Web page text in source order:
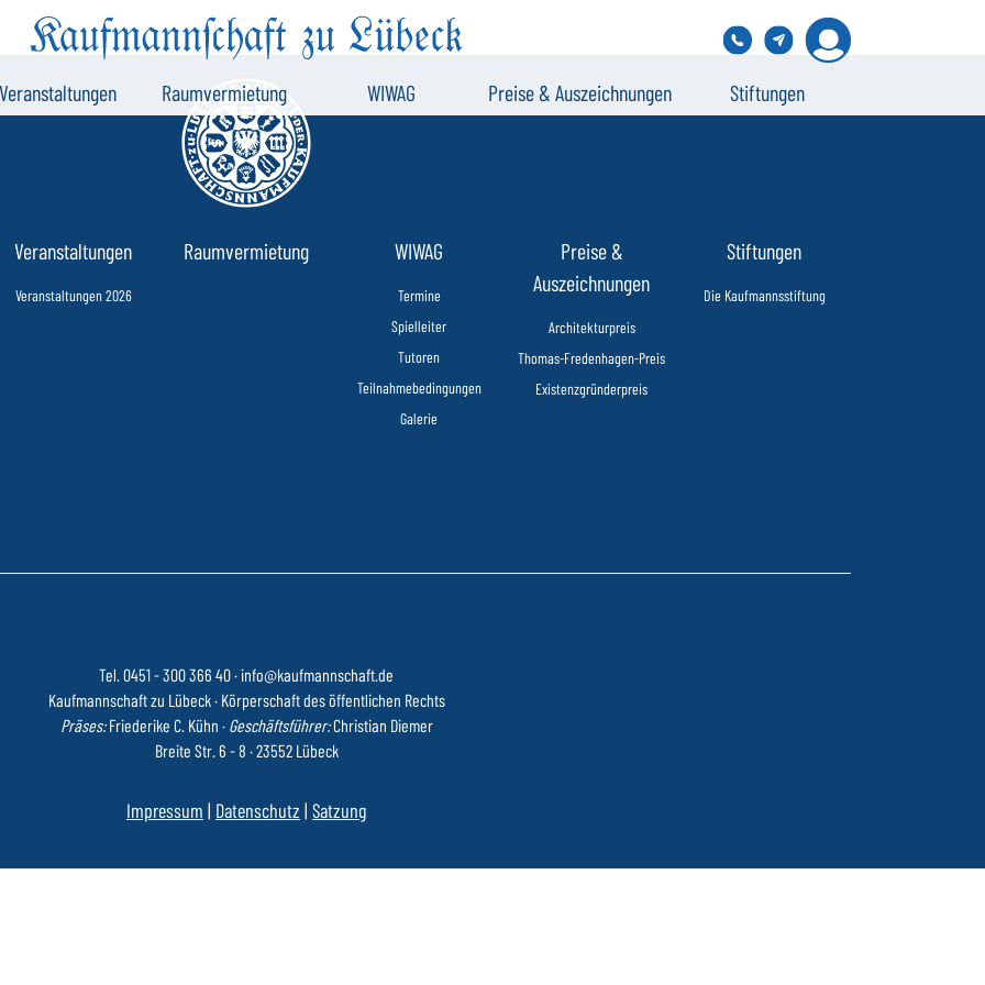
Veranstaltungen Raumvermietung WIWAG Preise & Auszeichnungen Stiftungen
Veranstaltungen
Veranstaltungen 2026
Raumvermietung WIWAG
Termine
Spielleiter
Tutoren
Teilnahmebedingungen
Galerie
Preise &
Auszeichnungen
Architekturpreis
Thomas-Fredenhagen-Preis
Existenzgründerpreis
Stiftungen
Die Kaufmannsstiftung
Tel. 0451 - 300 366 40·info@kaufmannschaft.de
Kaufmannschaft zu Lübeck · Körperschaft des öffentlichen Rechts
Präses:Friederike C. Kühn · Geschäftsführer:Christian Diemer
Breite Str. 6 - 8 · 23552 Lübeck
Impressum | Datenschutz | Satzung